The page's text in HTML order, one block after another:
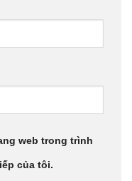
web trong trình
của tôi.